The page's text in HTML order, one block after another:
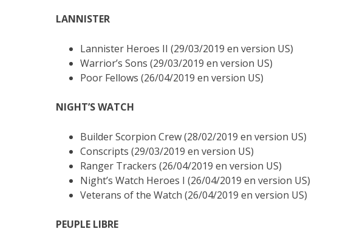
LANNISTER
Lannister Heroes II (29/03/2019 en version US)
Warrior’s Sons (29/03/2019 en version US)
Poor Fellows (26/04/2019 en version US)
NIGHT’S WATCH
Builder Scorpion Crew (28/02/2019 en version US)
Conscripts (29/03/2019 en version US)
Ranger Trackers (26/04/2019 en version US)
Night’s Watch Heroes I (26/04/2019 en version US)
Veterans of the Watch (26/04/2019 en version US)
PEUPLE LIBRE